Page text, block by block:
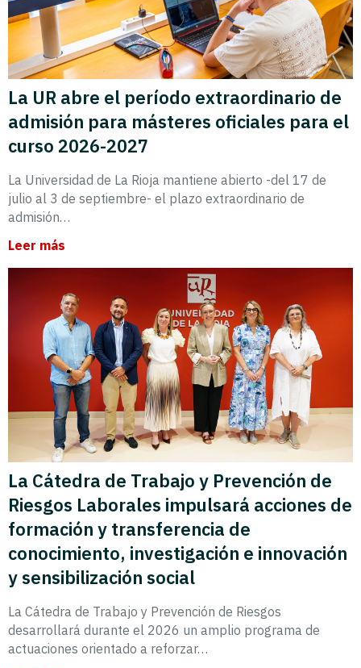
La UR abre el período extraordinario de
admisión para másteres oficiales para el
curso 2026-2027
La Universidad de La Rioja mantiene abierto -del 17 de
julio al 3 de septiembre- el plazo extraordinario de
admisión…
Leer más
La Cátedra de Trabajo y Prevención de
Riesgos Laborales impulsará acciones de
formación y transferencia de
conocimiento, investigación e innovación
y sensibilización social
La Cátedra de Trabajo y Prevención de Riesgos
desarrollará durante el 2026 un amplio programa de
actuaciones orientado a reforzar…